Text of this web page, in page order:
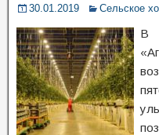
30.01.2019 Сельское
В